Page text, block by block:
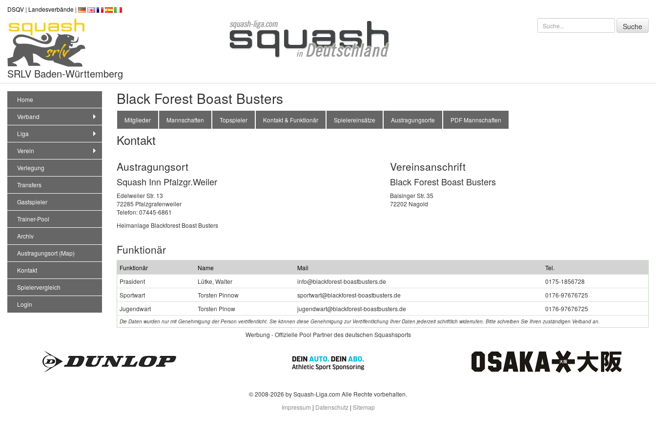
DSQV | Landesverbände |
SRLV Baden-Württemberg
Home
Verband
Liga
Verein
Verlegung
Transfers
Gastspieler
Trainer-Pool
Archiv
Austragungsort (Map)
Kontakt
Spielervergleich
Login
Black Forest Boast Busters
Mitglieder Mannschaften Topspieler Kontakt & Funktionär Spielereinsätze Austragungsorte PDF Mannschaften
Kontakt
Austragungsort
Squash Inn Pfalzgr.Weiler
Edelweiler Str. 13
72285 Pfalzgrafenweiler
Telefon: 07445-6861
Heimanlage Blackforest Boast Busters
Vereinsanschrift
Black Forest Boast Busters
Baisinger Str. 35
72202 Nagold
Funktionär
Funktionär Name Mail
Tel.
Prasident
Lütke, Walter info@blackforest-boastbusters.de
0175-1856728
Sportwart
Torsten Pinnow sportwart@blackforest-boastbusters.de
0176-97676725
Jugendwart
Torsten Pinow jugendwart@blackforest-boastbusters.de 0176-97676725
Die Daten wurden nur mit Genehmigung der Person veröffentlicht. Sie können diese Genehmigung zur Veröffentlichung Ihrer Daten jederzeit schriftlich widerrufen. Bitte schreiben Sie Ihren zuständigen Verband an.
Werbung - Offizielle Pool Partner des deutschen Squashsports
© 2008-2026 by Squash-Liga.com Alle Rechte vorbehalten.
Impressum | Datenschutz| Sitemap